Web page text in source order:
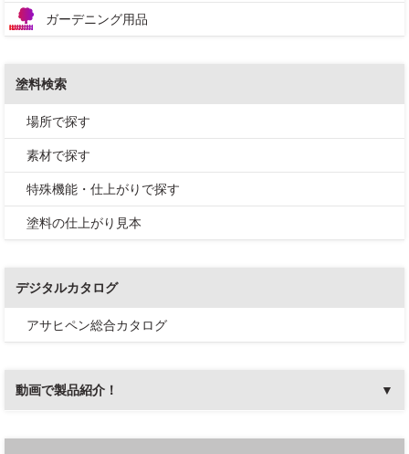
ガーデニング用品
塗料検索
場所で探す
素材で探す
特殊機能・仕上がりで探す
塗料の仕上がり見本
デジタルカタログ
アサヒペン総合カタログ
動画で製品紹介！